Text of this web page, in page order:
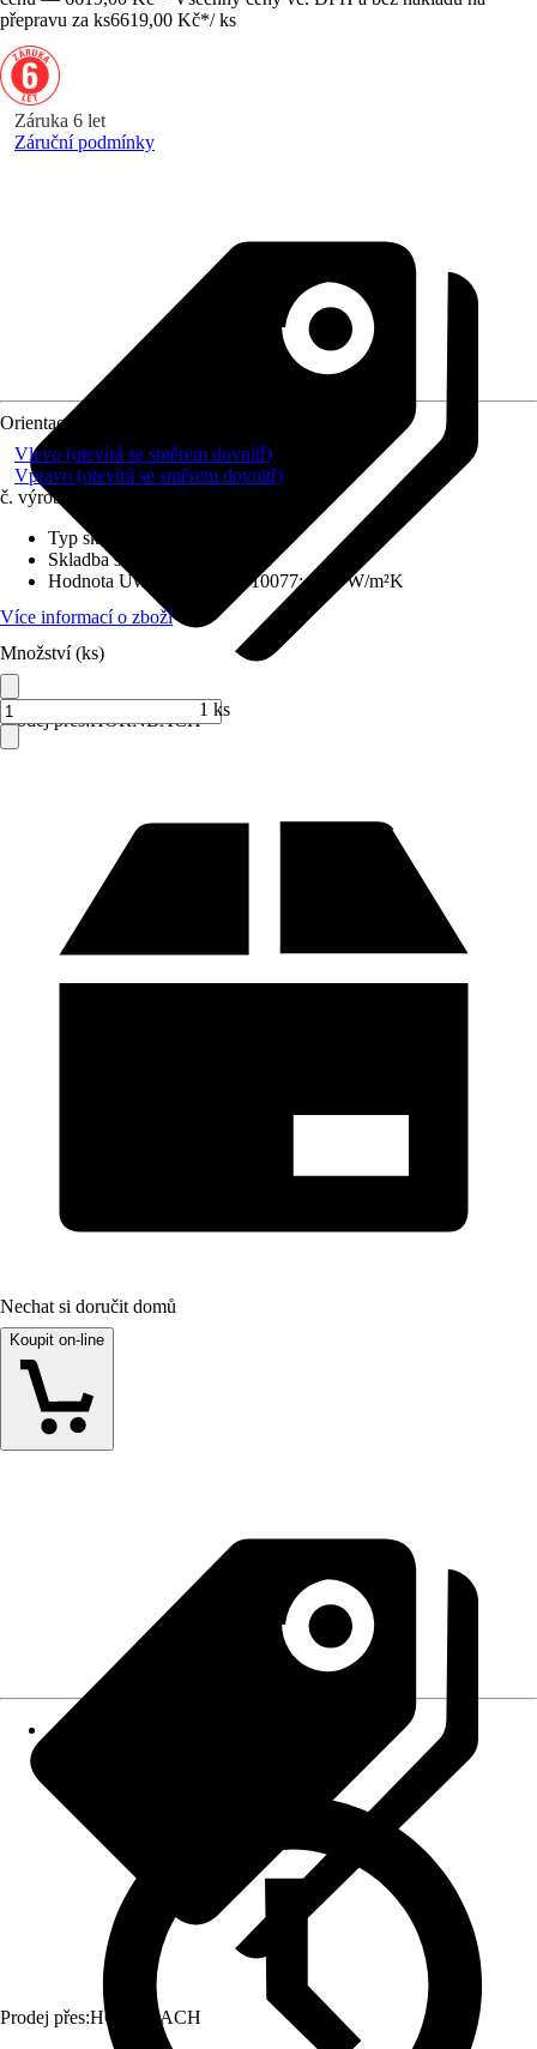
přepravu za ks6619,00 Kč*/ ks
Záruka 6 let
Záruční podmínky
Prodej přes:HORNBACH
Orientace
Vlevo (otevírá se směrem dovnitř)
Vpravo (otevírá se směrem dovnitř)
č. výrobku
Typ skla
Skladba skla
Trojitě zasklené
Hodnota Uw dle DIN EN 10077:0,98 W/m²K
Více informací o zboží
Množství (ks)
1 ks
Nechat si doručit domů
Koupit on-line
Prodej přes:HORNBACH